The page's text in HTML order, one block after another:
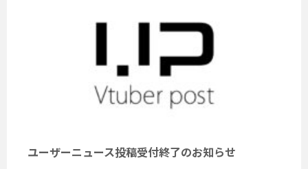
ユーザーニュース投稿受付終了のお知らせ